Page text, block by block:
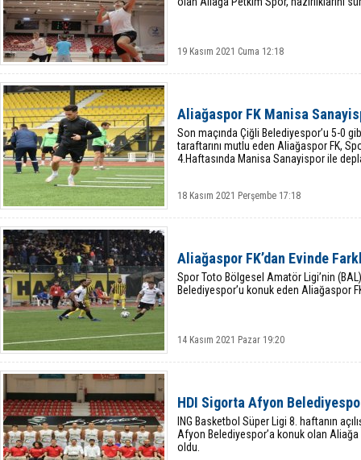
19 Kasım 2021 Cuma 12:18
Aliağaspor FK Manisa
Son maçında Çiğli Belediyespor’u 5-0
taraftarını mutlu eden Aliağaspor FK,
4.Haftasında Manisa Sanayispor ile
18 Kasım 2021 Perşembe 17:18
Aliağaspor FK’dan Evinde
Spor Toto Bölgesel Amatör Ligi’nin
Belediyespor’u konuk eden Aliağaspor
14 Kasım 2021 Pazar 19:20
HDI Sigorta Afyon
ING Basketbol Süper Ligi 8. haftanın
Afyon Belediyespor’a konuk olan
oldu.